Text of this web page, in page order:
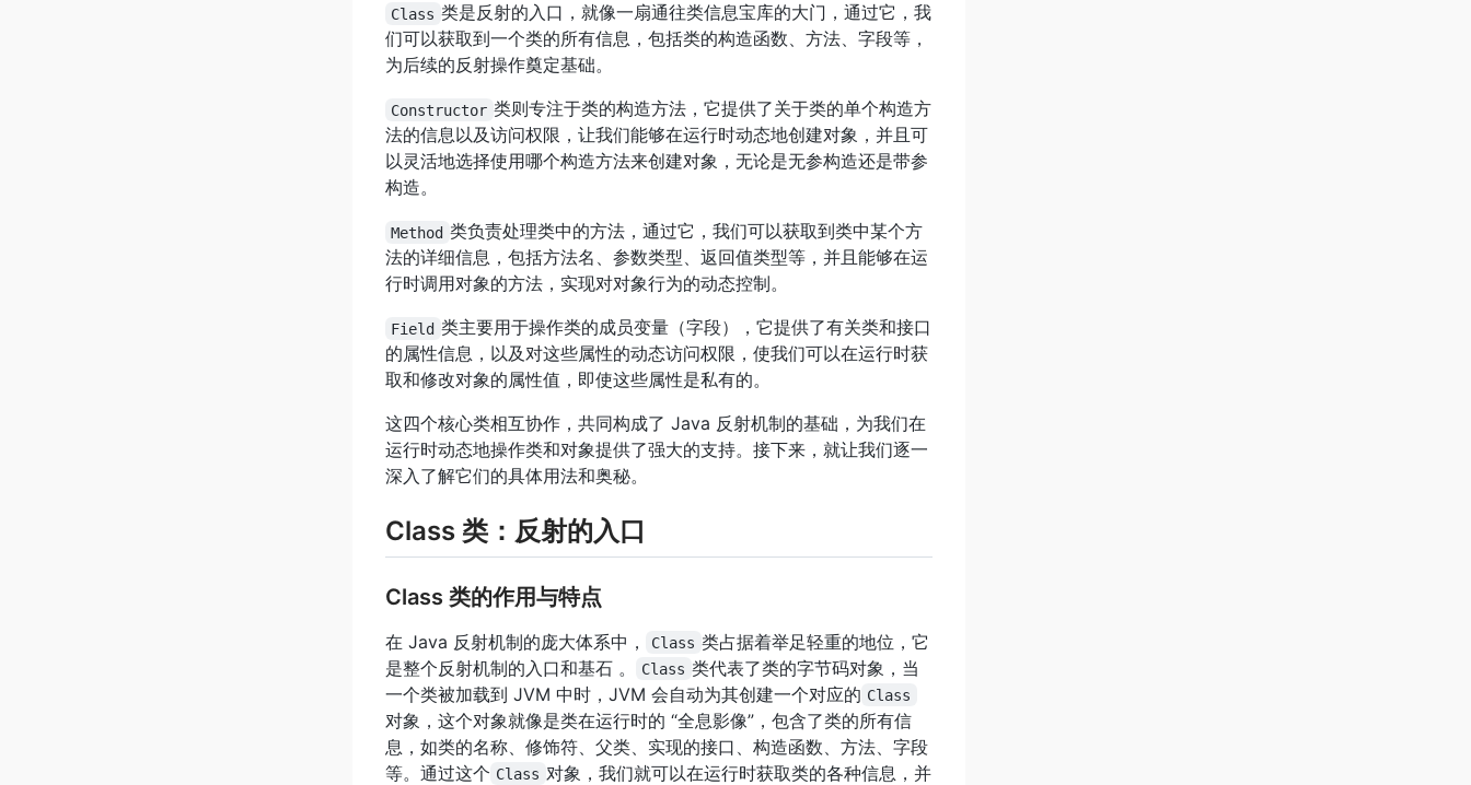
Class 类是反射的入口，就像一扇通往类信息宝库的大门，通过它，我
们可以获取到一个类的所有信息，包括类的构造函数、方法、字段等，
为后续的反射操作奠定基础。
Constructor 类则专注于类的构造方法，它提供了关于类的单个构造方
法的信息以及访问权限，让我们能够在运行时动态地创建对象，并且可
以灵活地选择使用哪个构造方法来创建对象，无论是无参构造还是带参
构造。
Method 类负责处理类中的方法，通过它，我们可以获取到类中某个方
法的详细信息，包括方法名、参数类型、返回值类型等，并且能够在运
行时调用对象的方法，实现对对象行为的动态控制。
Field 类主要用于操作类的成员变量（字段），它提供了有关类和接口
的属性信息，以及对这些属性的动态访问权限，使我们可以在运行时获
取和修改对象的属性值，即使这些属性是私有的。
这四个核心类相互协作，共同构成了 Java 反射机制的基础，为我们在
运行时动态地操作类和对象提供了强大的支持。接下来，就让我们逐一
深入了解它们的具体用法和奥秘。
Class 类：反射的入口
Class 类的作用与特点
在 Java 反射机制的庞大体系中， Class 类占据着举足轻重的地位，它
是整个反射机制的入口和基石 。
Class 类代表了类的字节码对象，当
一个类被加载到 JVM 中时，JVM 会自动为其创建一个对应的 Class
对象，这个对象就像是类在运行时的 “全息影像”，包含了类的所有信
息，如类的名称、修饰符、父类、实现的接口、构造函数、方法、字段
等。通过这个 Class 对象，我们就可以在运行时获取类的各种信息，并